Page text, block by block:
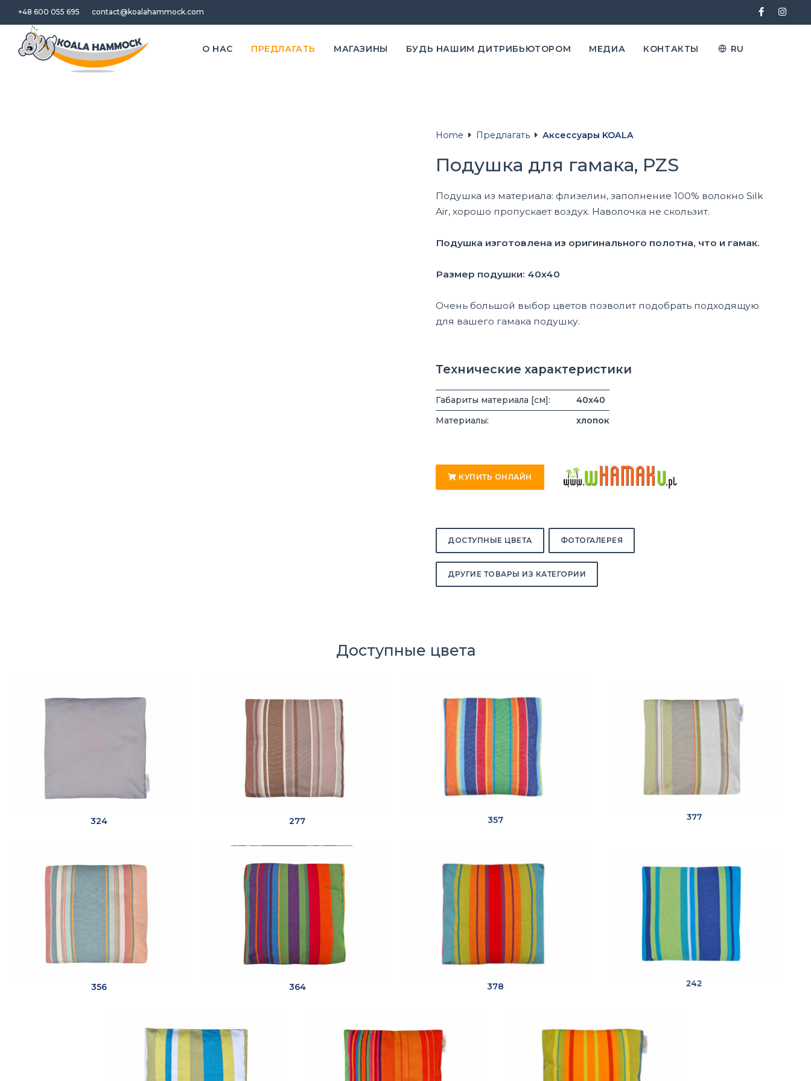
+48 600 055 695 contact@koalahammock.com
O НАС ПРЕДЛАГАТЬ MАГАЗИНЫ БУДЬ НАШИМ ДИТРИБЬЮТОРОМ МЕДИА КОНТАКТЫ RU
Home Предлагать Аксессуары KOALA
Подушка для гамака, PZS
Подушка из материала: флизелин, заполнение 100% волокно Silk
Air, хорошо пропускает воздух. Наволочка не скользит.
Подушка изготовлена из оригинального полотна, что и гамак.
Размер подушки: 40x40
Очень большой выбор цветов позволит подобрать подходящую
для вашего гамака подушку.
Технические характеристики
Габариты материала [см]:
40x40
Материалы:
хлопок
КУПИТЬ ОНЛАЙН
ДОСТУПНЫЕ ЦВЕТА ФОТОГАЛЕРЕЯ
ДРУГИЕ ТОВАРЫ ИЗ КАТЕГОРИИ
Доступные цвета
324 277 357 377
356 364 378 242